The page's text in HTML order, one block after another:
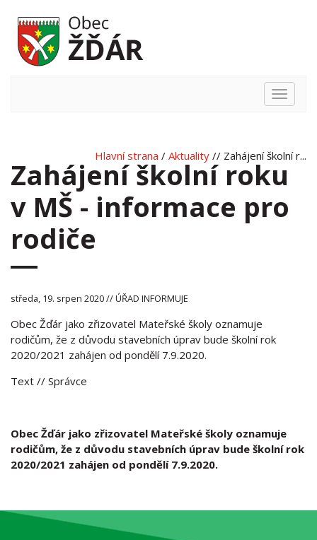
Hlavní
Hlavní strana / Aktuality // Zahájení školní r...
Zahájení školní roku
v MŠ - informace pro
rodiče
středa, 19. srpen 2020 // ÚŘAD INFORMUJE
Obec Žďár jako zřizovatel Mateřské školy oznamuje
rodičům, že z důvodu stavebních úprav bude školní rok
2020/2021 zahájen od pondělí 7.9.2020.
Text // Správce
Obec Žďár jako zřizovatel Mateřské školy oznamuje
rodičům, že z důvodu stavebních úprav bude školní rok
2020/2021 zahájen od pondělí 7.9.2020.